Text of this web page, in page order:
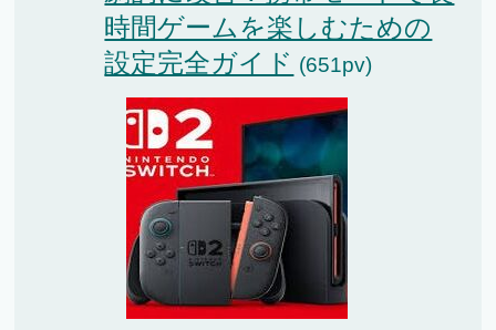
時間ゲームを楽しむための
設定完全ガイド (651pv)